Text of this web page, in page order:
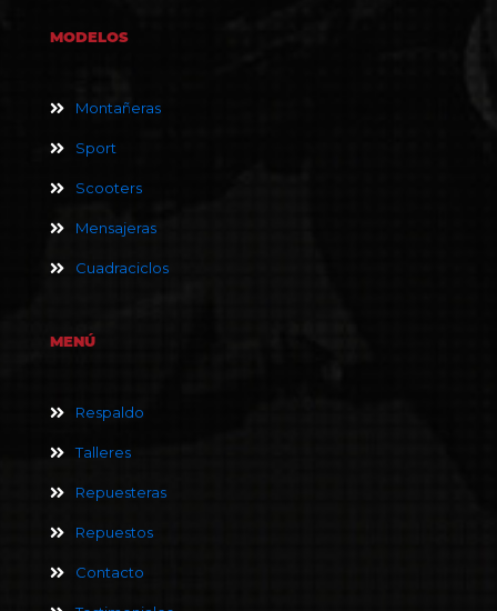
MODELOS
Montañeras
Sport
Scooters
Mensajeras
Cuadraciclos
MENÚ
Respaldo
Talleres
Repuesteras
Repuestos
Contacto